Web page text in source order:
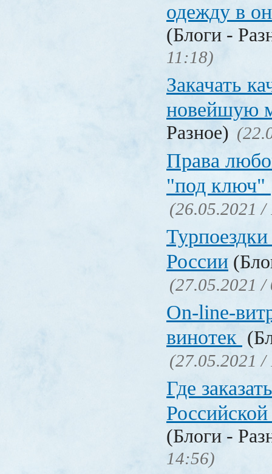
одежду в
(Блоги -
11:18)
Закачать
новейшую
Разное)
Права
"под ключ"
(26.05.2021 /
России
(27.05.2021 /
On-line-
винотек
(27.05.2021 /
Где
(Блоги -
14:56)